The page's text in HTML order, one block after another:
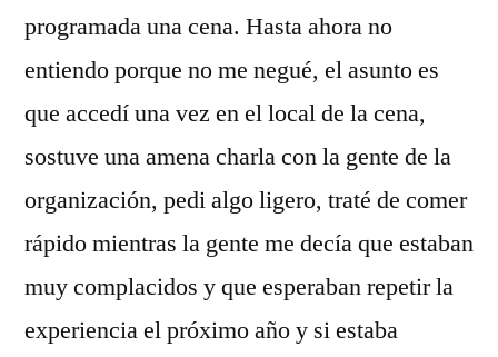
programada una cena. Hasta ahora no
entiendo porque no me negué, el asunto es
que accedí una vez en el local de la cena,
sostuve una amena charla con la gente de la
organización, pedi algo ligero, traté de comer
rápido mientras la gente me decía que estaban
muy complacidos y que esperaban repetir la
experiencia el próximo año y si estaba